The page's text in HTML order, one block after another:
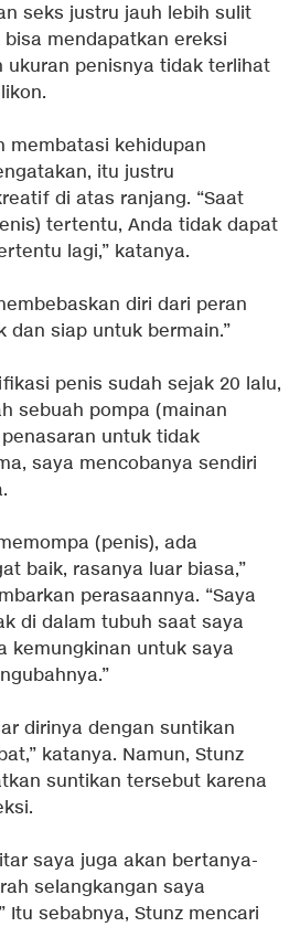
seks justru jauh lebih sulit
mendapatkan ereksi
ukuran penisnya tidak terlihat
membatasi kehidupan
itu justru
di atas ranjang. “Saat
tertentu, Anda tidak dapat
lagi,” katanya.
diri dari peran
dan siap untuk bermain.”
penis sudah sejak 20 lalu,
sebuah pompa (mainan
untuk tidak
saya mencobanya sendiri
(penis), ada
baik, rasanya luar biasa,”
perasaannya. “Saya
di dalam tubuh saat saya
kemungkinan untuk saya
dirinya dengan suntikan
katanya. Namun, Stunz
suntikan tersebut karena
saya juga akan bertanya-
selangkangan saya
Itu sebabnya, Stunz mencari